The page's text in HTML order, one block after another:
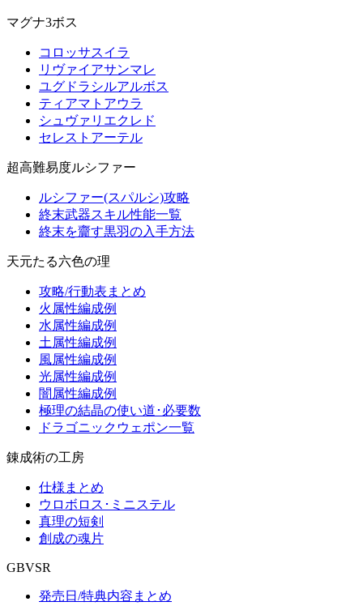
マグナ3ボス
コロッサスイラ
リヴァイアサンマレ
ユグドラシルアルボス
ティアマトアウラ
シュヴァリエクレド
セレストアーテル
超高難易度ルシファー
ルシファー(スパルシ)攻略
終末武器スキル性能一覧
終末を齎す黒羽の入手方法
天元たる六色の理
攻略/行動表まとめ
火属性編成例
水属性編成例
土属性編成例
風属性編成例
光属性編成例
闇属性編成例
極理の結晶の使い道･必要数
ドラゴニックウェポン一覧
錬成術の工房
仕様まとめ
ウロボロス･ミニステル
真理の短剣
創成の魂片
GBVSR
発売日/特典内容まとめ